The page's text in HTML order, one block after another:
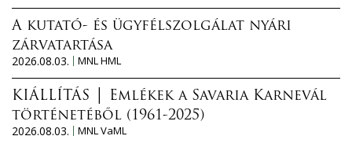
A kutató- és ügyfélszolgálat nyári
zárvatartása
2026.08.03.
MNL HML
KIÁLLÍTÁS │ Emlékek a Savaria Karnevál
történetéből (1961-2025)
2026.08.03.
MNL VaML